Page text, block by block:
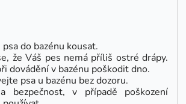
do bazénu kousat.
že Váš pes nemá příliš ostré drápy.
dovádění v bazénu poškodit dno.
psa u bazénu bez dozoru.
bezpečnost, v případě poškození